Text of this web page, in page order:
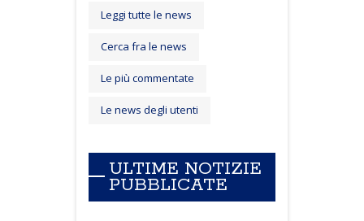
Leggi tutte le news
Cerca fra le news
Le più commentate
Le news degli utenti
ULTIME NOTIZIE
PUBBLICATE